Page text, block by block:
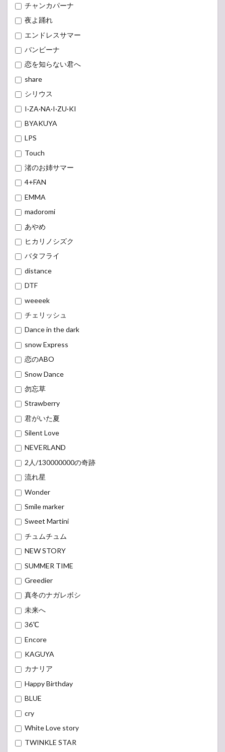
夜よ踊れ
エンドレスサマー
バンビーナ
恋を知らない君へ
share
シリウス
I·ZA·NA·I·ZU·KI
BYAKUYA
LPS
Touch
渚のお姉サマー
4+FAN
EMMA
madoromi
あやめ
ヒカリノシズク
バタフライ
distance
DTF
weeeek
チェリッシュ
Dance in the dark
snow Express
恋のABO
Snow Dance
勿忘草
Strawberry
君がいた夏
Silent Love
NEVERLAND
2人/130000000の奇跡
流れ星
Wonder
Smile marker
Sweet Martini
チュムチュム
NEW STORY
SUMMER TIME
Greedier
真冬のナガレボシ
未来へ
36℃
Encore
KAGUYA
カナリア
Happy Birthday
BLUE
cry
White Love story
TWINKLE STAR
ORIHIME